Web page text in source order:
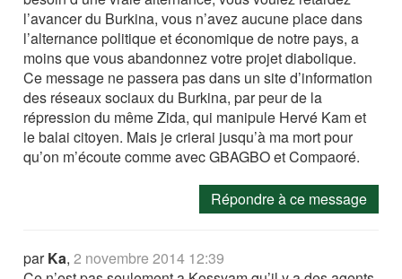
l’avancer du Burkina, vous n’avez aucune place dans
l’alternance politique et économique de notre pays, a
moins que vous abandonnez votre projet diabolique.
Ce message ne passera pas dans un site d’information
des réseaux sociaux du Burkina, par peur de la
répression du même Zida, qui manipule Hervé Kam et
le balai citoyen. Mais je crierai jusqu’à ma mort pour
qu’on m’écoute comme avec GBAGBO et Compaoré.
Répondre à ce message
parKa,2 novembre 2014 12:39